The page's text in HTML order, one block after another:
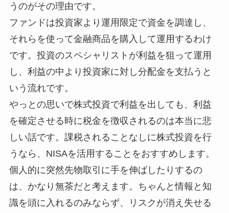
うのがその理由です。
ファンドは投資家より運用限定で資金を調達し、
それらを使って金融商品を購入して運用するわけ
です。投資のスペシャリストが利益を狙って運用
し、利益の中より投資家に対し分配金を支払うと
いう流れです。
やっとの思いで株式投資で利益を出しても、利益
を確定させる時に税金を徴収されるのは本当に悲
しい話です。課税されることなしに株式投資を行
うなら、NISAを活用することをおすすめします。
個人的に突然先物取引に手を伸ばしたりするの
は、かなり無茶だと考えます。ちゃんと情報と知
識を頭に入れるのみならず、リスクが消え失せる